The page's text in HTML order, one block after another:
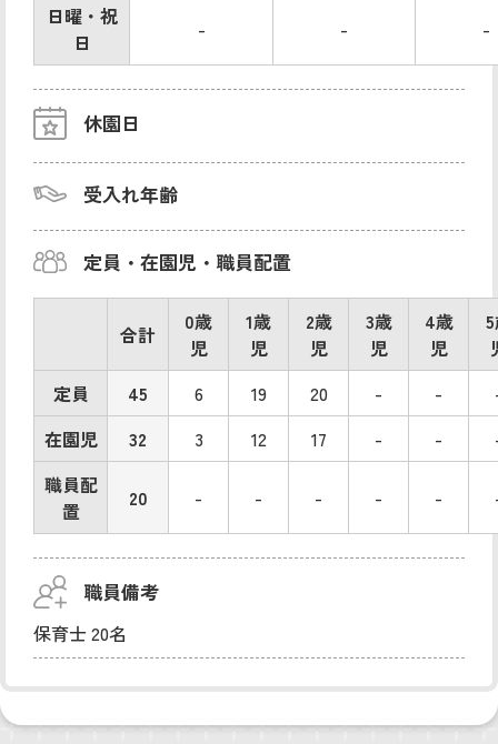
日曜・祝
日
- - -
休園日
受入れ年齢
定員・在園児・職員配置
合計
0歳
児
1歳
児
2歳
児
3歳
児
4歳
児
定員
45 6 19 20 - -
在園児
32 3 12 17 - -
職員配
置
20 - - - - -
職員備考
保育士 20名